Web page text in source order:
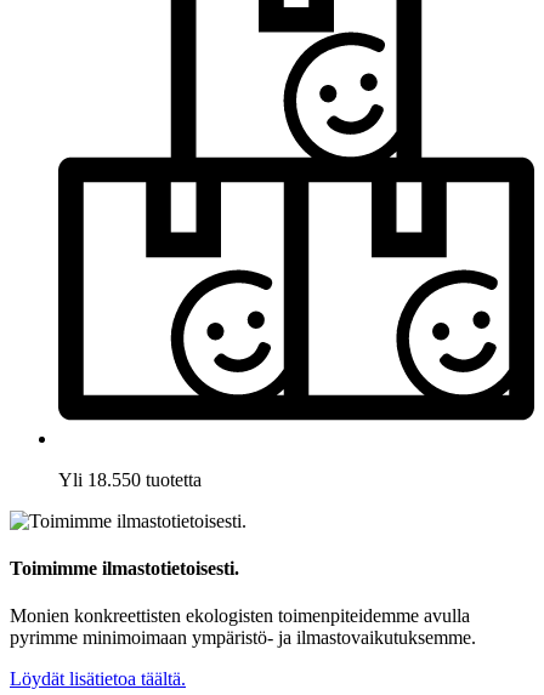
Yli 18.550 tuotetta
Toimimme ilmastotietoisesti.
Monien konkreettisten ekologisten toimenpiteidemme avulla
pyrimme minimoimaan ympäristö- ja ilmastovaikutuksemme.
Löydät lisätietoa täältä.